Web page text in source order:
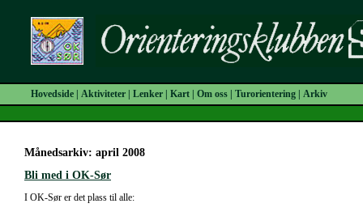
Hovedside Aktiviteter Lenker Kart Om oss Turorientering Arkiv
Månedsarkiv: april 2008
Bli med i OK-Sør
I OK-Sør er det plass til alle: